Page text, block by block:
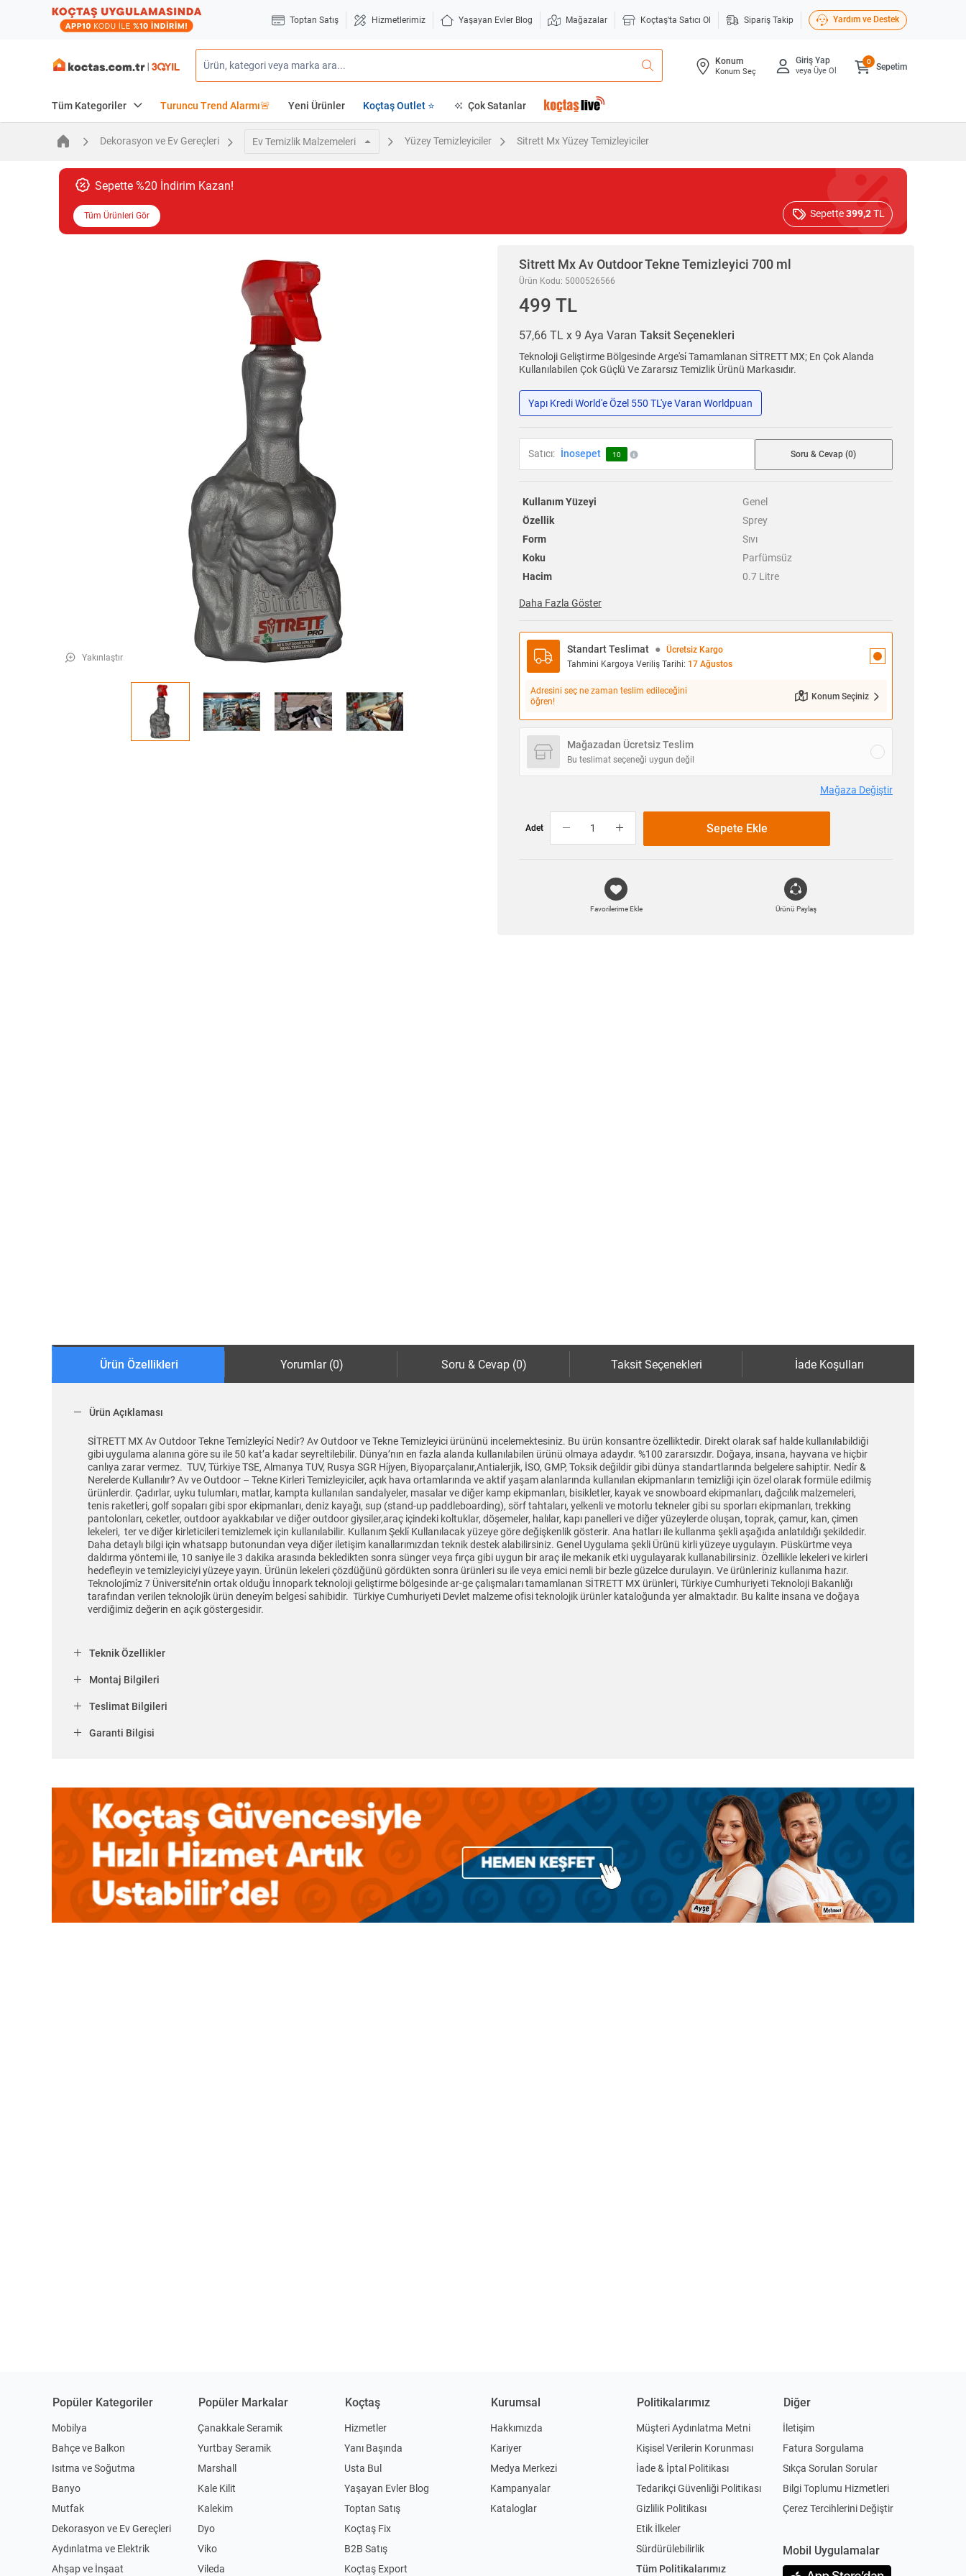
Toptan Satış Hizmetlerimiz Yaşayan Evler Blog Mağazalar Koçtaş'ta Satıcı Ol Sipariş Takip Yardım ve Destek
Konum
Konum Seç
Giriş Yap
veya Üye Ol Sepetim
0
Tüm Kategoriler Turuncu Trend Alarmı🚨 Yeni Ürünler Koçtaş Outlet ⭐ Çok Satanlar
Dekorasyon ve Ev Gereçleri Ev Temizlik Malzemeleri Yüzey Temizleyiciler Sitrett Mx Yüzey Temizleyiciler
Sepette %20 İndirim Kazan!
Tüm Ürünleri Gör Sepette399,2TL
Yakınlaştır
Sitrett MxAv Outdoor Tekne Temizleyici 700 ml
Ürün Kodu: 5000526566
499 TL
57,66 TL x 9 Aya Varan Taksit Seçenekleri
Teknoloji Geliştirme Bölgesinde Arge'si̇ Tamamlanan SİTRETT MX; En Çok Alanda
Kullanılabilen Çok Güçlü Ve Zararsız Temizlik Ürünü Markasıdır.
Yapı Kredi World'e Özel 550 TL'ye Varan Worldpuan
Satıcı: İnosepet 10 Soru & Cevap (0)
Kullanım Yüzeyi
Genel
Özellik
Sprey
Form
Sıvı
Koku
Parfümsüz
Hacim
0.7 Litre
Daha Fazla Göster
Standart Teslimat ●
Ücretsiz Kargo
Tahmini Kargoya Veriliş Tarihi: 17 Ağustos
Adresini seç ne zaman teslim edileceğini
öğren!
Konum Seçiniz
Mağazadan Ücretsiz Teslim
Bu teslimat seçeneği uygun değil
Mağaza Değiştir
Adet Sepete Ekle
Favorilerime Ekle Ürünü Paylaş
Ürün Özellikleri Yorumlar (0) Soru & Cevap (0) Taksit Seçenekleri İade Koşulları
Ürün Açıklaması
SİTRETT MX Av Outdoor Tekne Temi̇zleyi̇ci̇ Nedi̇r? Av Outdoor ve Tekne Temizleyici ürününü incelemektesiniz. Bu ürün konsantre özelliktedir. Direkt olarak saf halde kullanılabildiği
gibi uygulama alanına göre su ile 50 kat’a kadar seyreltilebilir. Dünya’nın en fazla alanda kullanılabilen ürünü olmaya adaydır. %100 zararsızdır. Doğaya, insana, hayvana ve hiçbir
canlıya zarar vermez. TUV, Türkiye TSE, Almanya TUV, Rusya SGR Hi̇jyen, Biyoparçalanır,Antialerjik, İSO, GMP, Toksik değildir gibi dünya standartlarında belgelere sahiptir. Nedi̇r &
Nerelerde Kullanılır? Av ve Outdoor – Tekne Kirleri Temizleyiciler, açık hava ortamlarında ve aktif yaşam alanlarında kullanılan ekipmanların temizliği için özel olarak formüle edilmiş
ürünlerdir. Çadırlar, uyku tulumları, matlar, kampta kullanılan sandalyeler, masalar ve diğer kamp ekipmanları, bisikletler, kayak ve snowboard ekipmanları, dağcılık malzemeleri,
tenis raketleri, golf sopaları gibi spor ekipmanları, deniz kayağı, sup (stand-up paddleboarding), sörf tahtaları, yelkenli ve motorlu tekneler gibi su sporları ekipmanları, trekking
pantolonları, ceketler, outdoor ayakkabılar ve diğer outdoor giysiler,araç içindeki koltuklar, döşemeler, halılar, kapı panelleri ve diğer yüzeylerde oluşan, toprak, çamur, kan, çimen
lekeleri, ter ve diğer kirleticileri temizlemek için kullanılabilir. Kullanım Şekli̇ Kullanılacak yüzeye göre değişkenlik gösterir. Ana hatları ile kullanma şekli aşağıda anlatıldığı şekildedir.
Daha detaylı bilgi için whatsapp butonundan veya diğer iletişim kanallarımızdan teknik destek alabilirsiniz. Genel Uygulama şekli Ürünü kirli yüzeye uygulayın. Püskürtme veya
daldırma yöntemi ile, 10 saniye ile 3 dakika arasında bekledikten sonra sünger veya fırça gibi uygun bir araç ile mekanik etki uygulayarak kullanabilirsiniz. Özellikle lekeleri ve kirleri
hedefleyin ve temizleyiciyi yüzeye yayın. Ürünün lekeleri çözdüğünü gördükten sonra ürünleri su ile veya emici nemli bir bezle güzelce durulayın. Ve ürünleriniz kullanıma hazır.
Teknoloji̇mi̇z 7 Üniversite’nin ortak olduğu İnnopark teknoloji geliştirme bölgesinde ar-ge çalışmaları tamamlanan SİTRETT MX ürünleri, Türkiye Cumhuriyeti Teknoloji Bakanlığı
tarafından verilen teknoloji̇k ürün deneyi̇m belgesi̇ sahibidir. Türkiye Cumhuriyeti Devlet malzeme ofisi teknolojik ürünler kataloğunda yer almaktadır. Bu kalite insana ve doğaya
verdiğimiz değerin en açık göstergesidir.
Teknik Özellikler
Montaj Bilgileri
Teslimat Bilgileri
Garanti Bilgisi
Popüler Kategoriler
Mobilya
Bahçe ve Balkon
Isıtma ve Soğutma
Banyo
Mutfak
Dekorasyon ve Ev Gereçleri
Aydınlatma ve Elektrik
Ahşap ve İnşaat
Popüler Markalar
Çanakkale Seramik
Yurtbay Seramik
Marshall
Kale Kilit
Kalekim
Dyo
Viko
Vileda
Koçtaş
Hizmetler
Yanı Başında
Usta Bul
Yaşayan Evler Blog
Toptan Satış
Koçtaş Fix
B2B Satış
Koçtaş Export
Kurumsal
Hakkımızda
Kariyer
Medya Merkezi
Kampanyalar
Kataloglar
Politikalarımız
Müşteri Aydınlatma Metni
Kişisel Verilerin Korunması
İade & İptal Politikası
Tedarikçi Güvenliği Politikası
Gizlilik Politikası
Etik İlkeler
Sürdürülebilirlik
Tüm Politikalarımız
Diğer
İletişim
Fatura Sorgulama
Sıkça Sorulan Sorular
Bilgi Toplumu Hizmetleri
Çerez Tercihlerini Değiştir
Mobil Uygulamalar